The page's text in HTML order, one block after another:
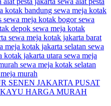
kotak bandung sewa meja kotak
sewa meja kotak bogorsewa
depok sewa meja kotak
sewa meja kotak jakarta barat
meja kotak jakarta selatan sewa
kotak jakarta utara sewa meja
sewa meja kotak selatan
murah
SENEN JAKARTA PUSAT
KAYU HARGA MURAH